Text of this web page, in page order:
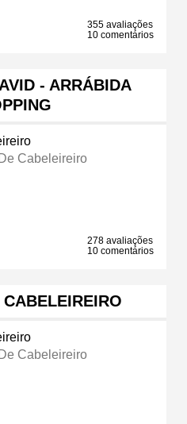
355 avaliações
10 comentários
- ARRÁBIDA
Cabeleireiro
278 avaliações
10 comentários
Cabeleireiro